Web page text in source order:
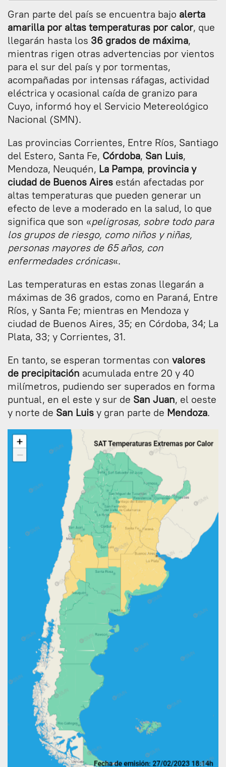
Gran parte del país se encuentra bajo alerta
amarilla por altas temperaturas por calor, que
llegarán hasta los 36 grados de máxima,
mientras rigen otras advertencias por vientos
para el sur del país y por tormentas,
acompañadas por intensas ráfagas, actividad
eléctrica y ocasional caída de granizo para
Cuyo, informó hoy el Servicio Metereológico
Nacional (SMN).
Las provincias Corrientes, Entre Ríos, Santiago
del Estero, Santa Fe, Córdoba, San Luis,
Mendoza, Neuquén, La Pampa, provincia y
ciudad de Buenos Aires están afectadas por
altas temperaturas que pueden generar un
efecto de leve a moderado en la salud, lo que
significa que son «peligrosas, sobre todo para
los grupos de riesgo, como niños y niñas,
personas mayores de 65 años, con
enfermedades crónicas«.
Las temperaturas en estas zonas llegarán a
máximas de 36 grados, como en Paraná, Entre
Ríos, y Santa Fe; mientras en Mendoza y
ciudad de Buenos Aires, 35; en Córdoba, 34; La
Plata, 33; y Corrientes, 31.
En tanto, se esperan tormentas con valores
de precipitación acumulada entre 20 y 40
milímetros, pudiendo ser superados en forma
puntual, en el este y sur de San Juan, el oeste
y norte de San Luis y gran parte de Mendoza.